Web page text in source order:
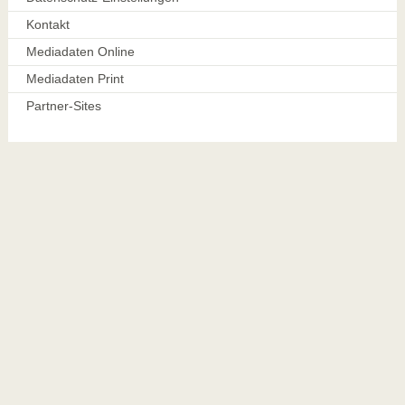
Kontakt
Mediadaten Online
Mediadaten Print
Partner-Sites